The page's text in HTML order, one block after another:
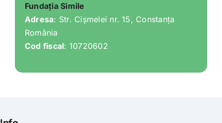
Fundația Simile
Adresa: Str. Cișmelei nr. 15, Constanța
România
Cod fiscal: 10720602